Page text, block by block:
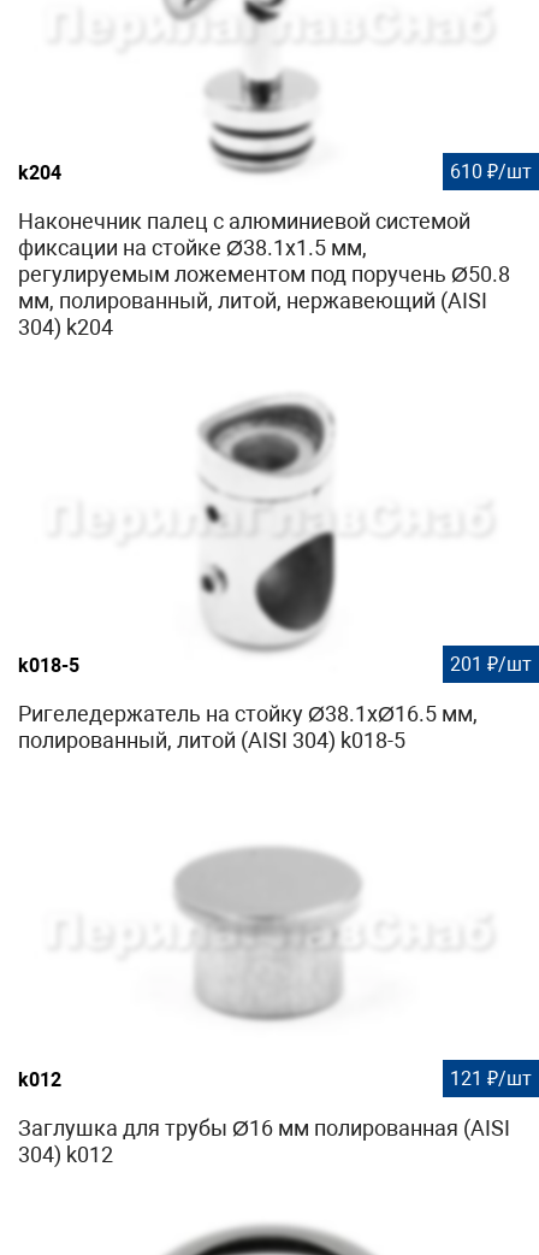
k204 610 ₽/шт
Наконечник палец с алюминиевой системой
фиксации на стойке Ø38.1х1.5 мм,
регулируемым ложементом под поручень Ø50.8
мм, полированный, литой, нержавеющий (AISI
304) k204
k018-5 201 ₽/шт
Ригеледержатель на стойку Ø38.1хØ16.5 мм,
полированный, литой (AISI 304) k018-5
k012 121 ₽/шт
Заглушка для трубы Ø16 мм полированная (AISI
304) k012